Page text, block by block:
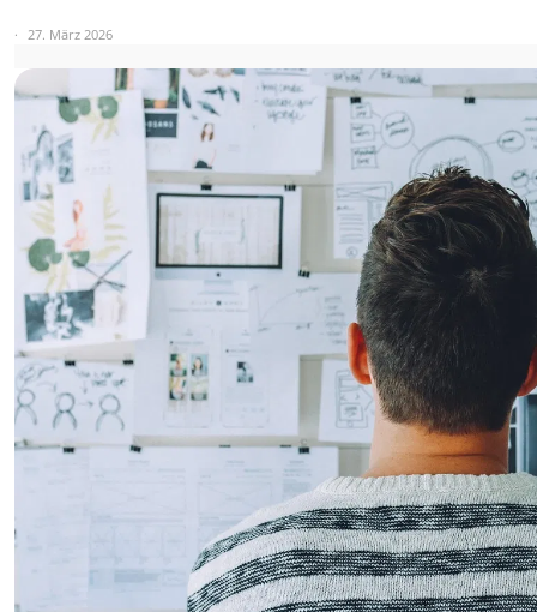
27. März 2026